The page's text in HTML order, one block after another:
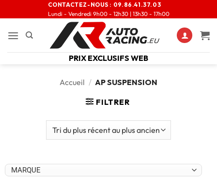
CONTACTEZ-NOUS : 09.86.41.37.03
Lundi - Vendredi 9h00 - 12h30 | 13h30 - 17h00
PRIX EXCLUSIFS WEB
Accueil / AP SUSPENSION
FILTRER